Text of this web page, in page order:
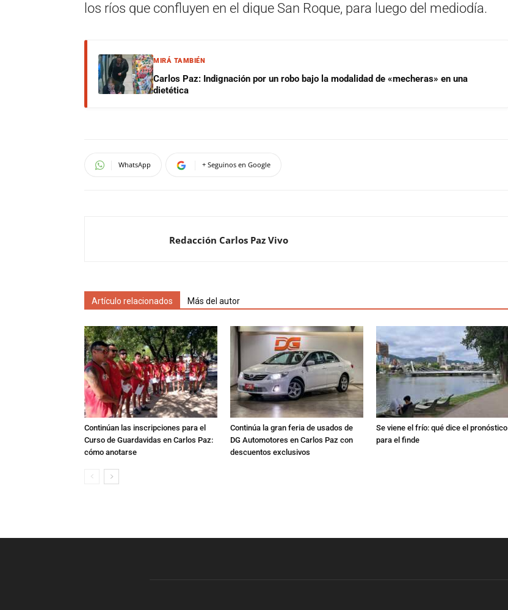
los ríos que confluyen en el dique San Roque, para luego del mediodía.
MIRÁ TAMBIÉN
Carlos Paz: Indignación por un robo bajo la modalidad de «mecheras» en una
dietética
WhatsApp + Seguinos en Google
Redacción Carlos Paz Vivo
Artículo relacionados Más del autor
Continúan las inscripciones para el
Curso de Guardavidas en Carlos Paz:
cómo anotarse
Continúa la gran feria de usados de
DG Automotores en Carlos Paz con
descuentos exclusivos
Se viene el frío: qué dice el pronóstico
para el finde